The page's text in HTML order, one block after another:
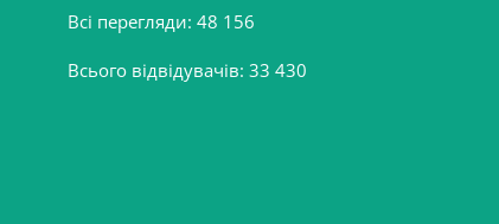
Всі перегляди: 48 156
Всього відвідувачів: 33 430